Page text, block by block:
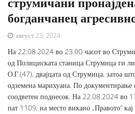
богданчанец
август 23, 2024
На 22.08.2024 во 23.00 часот во
од Полициската станица Струмица ги
О.Г.(47), двајцата од Струмица, затоа
одземена марихуана. По документирање
соодветен поднесок. На 22.08.2024 во
пат 1109, на место викано „Правото“